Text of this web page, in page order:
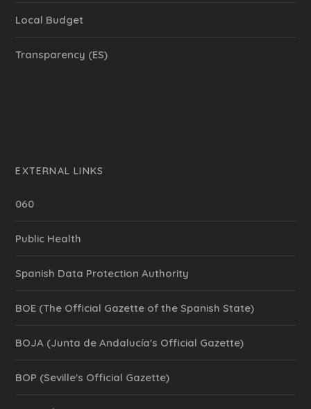
Local Budget
Transparency (ES)
EXTERNAL LINKS
060
Public Health
Spanish Data Protection Authority
BOE (The Official Gazette of the Spanish State)
BOJA (Junta de Andalucía's Official Gazette)
BOP (Seville's Official Gazette)